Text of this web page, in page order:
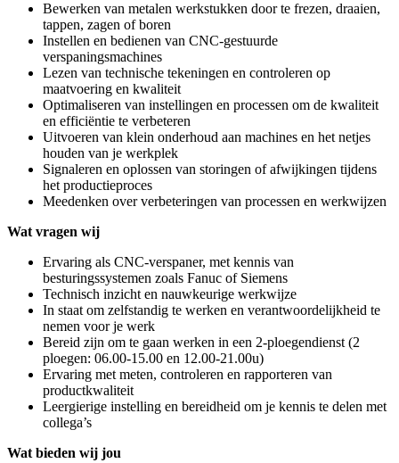
Bewerken van metalen werkstukken door te frezen, draaien,
tappen, zagen of boren
Instellen en bedienen van CNC-gestuurde
verspaningsmachines
Lezen van technische tekeningen en controleren op
maatvoering en kwaliteit
Optimaliseren van instellingen en processen om de kwaliteit
en efficiëntie te verbeteren
Uitvoeren van klein onderhoud aan machines en het netjes
houden van je werkplek
Signaleren en oplossen van storingen of afwijkingen tijdens
het productieproces
Meedenken over verbeteringen van processen en werkwijzen
Wat vragen wij
Ervaring als CNC-verspaner, met kennis van
besturingssystemen zoals Fanuc of Siemens
Technisch inzicht en nauwkeurige werkwijze
In staat om zelfstandig te werken en verantwoordelijkheid te
nemen voor je werk
Bereid zijn om te gaan werken in een 2-ploegendienst (2
ploegen: 06.00-15.00 en 12.00-21.00u)
Ervaring met meten, controleren en rapporteren van
productkwaliteit
Leergierige instelling en bereidheid om je kennis te delen met
collega’s
Wat bieden wij jou